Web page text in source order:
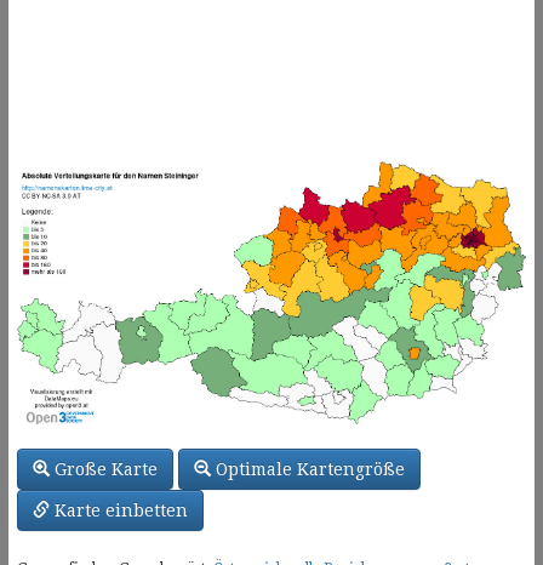
Große Karte Optimale Kartengröße
Karte einbetten